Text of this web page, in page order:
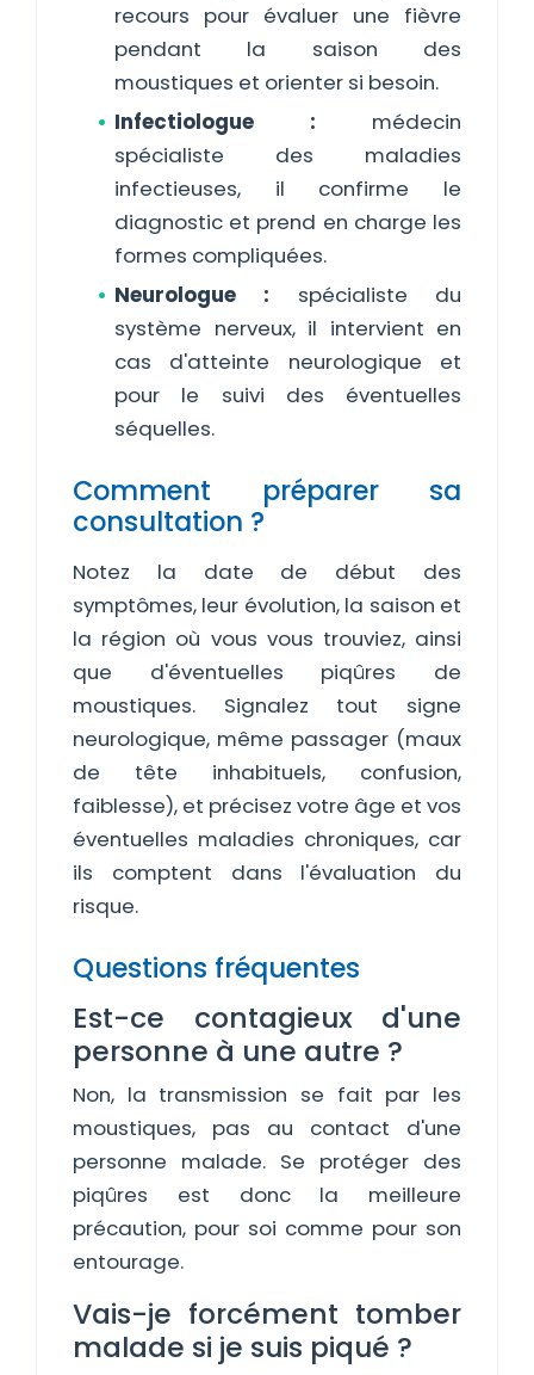
recours pour évaluer une fièvre
pendant la saison des
moustiques et orienter si besoin.
Infectiologue : médecin
spécialiste des maladies
infectieuses, il confirme le
diagnostic et prend en charge les
formes compliquées.
Neurologue : spécialiste du
système nerveux, il intervient en
cas d'atteinte neurologique et
pour le suivi des éventuelles
séquelles.
Comment préparer sa
consultation ?
Notez la date de début des
symptômes, leur évolution, la saison et
la région où vous vous trouviez, ainsi
que d'éventuelles piqûres de
moustiques. Signalez tout signe
neurologique, même passager (maux
de tête inhabituels, confusion,
faiblesse), et précisez votre âge et vos
éventuelles maladies chroniques, car
ils comptent dans l'évaluation du
risque.
Questions fréquentes
Est-ce contagieux d'une
personne à une autre ?
Non, la transmission se fait par les
moustiques, pas au contact d'une
personne malade. Se protéger des
piqûres est donc la meilleure
précaution, pour soi comme pour son
entourage.
Vais-je forcément tomber
malade si je suis piqué ?